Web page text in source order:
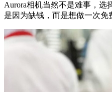
Aurora相机当然不是难事，选
是因为缺钱，而是想做一次免